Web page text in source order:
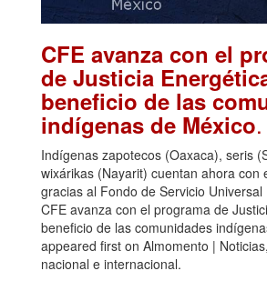
CFE avanza con el
de Justicia
beneficio de las
indígenas de México
Indígenas zapotecos (Oaxaca), seris
wixárikas (Nayarit) cuentan ahora con
gracias al Fondo de Servicio
CFE avanza con el programa de
beneficio de las comunidades
appeared first on Almomento |
nacional e internacional.